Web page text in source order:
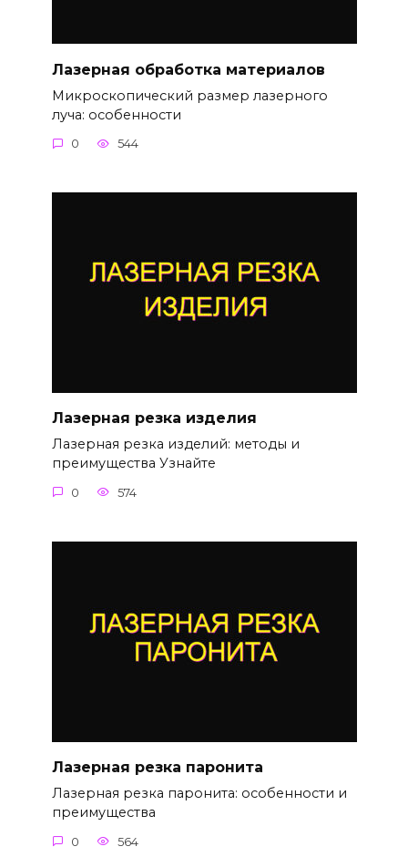
Лазерная обработка материалов
Микроскопический размер лазерного
луча: особенности
0 544
Лазерная резка изделия
Лазерная резка изделий: методы и
преимущества Узнайте
0 574
Лазерная резка паронита
Лазерная резка паронита: особенности и
преимущества
0 564